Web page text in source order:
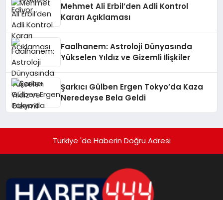
Mehmet Ali Erbil’den Adli Kontrol
Kararı Açıklaması
Faalhanem: Astroloji Dünyasında
Yükselen Yıldız ve Gizemli İlişkiler
Şarkıcı Gülben Ergen Tokyo’da Kaza
Neredeyse Bela Geldi
Türkiye 'de Haberin Doğru Adresi